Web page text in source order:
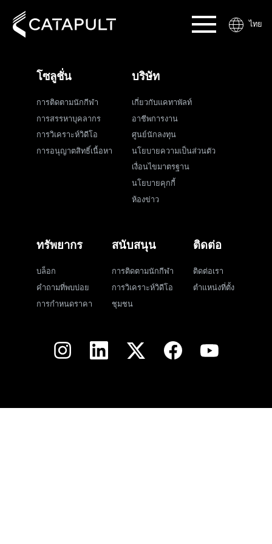
ไทย
โซลูชั่น
การติดตามนักกีฬา
การสรรหาบุคลากร
การวิเคราะห์วิดีโอ
การอนุญาตสิทธิ์เนื้อหา
บริษัท
เกี่ยวกับแคทาพัลท์
อาชีพการงาน
ศูนย์นักลงทุน
นโยบายความเป็นส่วนตัว
เงื่อนไขมาตรฐาน
นโยบายคุกกี้
ห้องข่าว
ทรัพยากร
บล็อก
คำถามที่พบบ่อย
การกำหนดราคา
สนับสนุน
การติดตามนักกีฬา
การวิเคราะห์วิดีโอ
ชุมชน
ติดต่อ
ติดต่อเรา
ตำแหน่งที่ตั้ง